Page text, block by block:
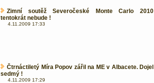
Zimní soutěž Severočeské Monte Carlo 2010
tentokrát nebude !
4.11.2009 17:33
Čtrnáctiletý Míra Popov zářil na ME v Albacete. Dojel
sedmý !
4.11.2009 17:29